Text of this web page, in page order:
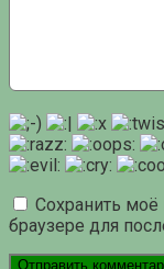
Сохранить моё
браузере для